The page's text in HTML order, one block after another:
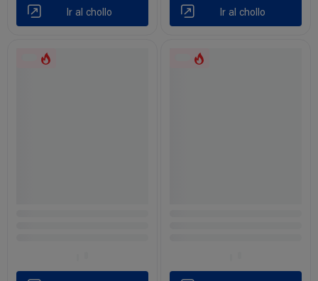
Ir al chollo Ir al chollo